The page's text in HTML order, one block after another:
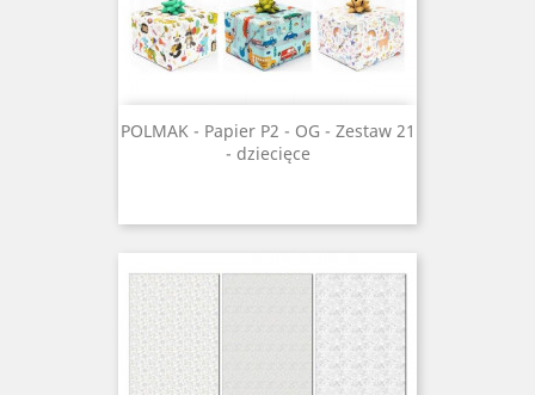
POLMAK - Papier P2 - OG - Zestaw 21
- dziecięce